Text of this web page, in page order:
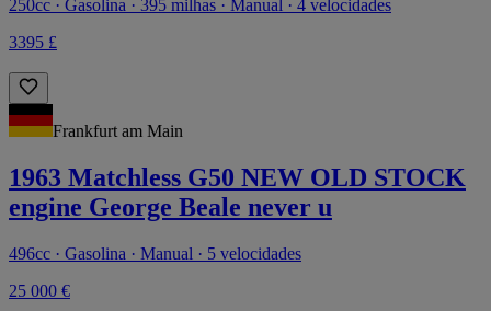
250cc · Gasolina · 395 milhas · Manual · 4 velocidades
3395 £
Frankfurt am Main
1963 Matchless G50 NEW OLD STOCK
engine George Beale never u
496cc · Gasolina · Manual · 5 velocidades
25 000 €